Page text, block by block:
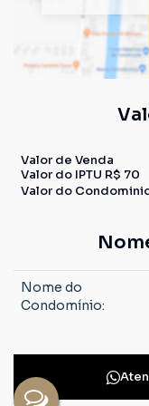
Valor de Venda
Valor do IPTU R$ 70
Valor do
Nome do
Condomínio: